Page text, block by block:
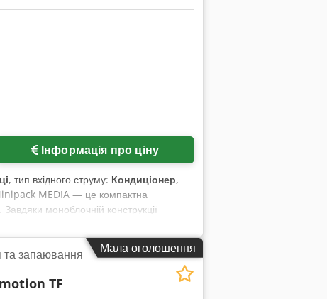
Інформація про ціну
, тип вхідного струму: Кондиціонер,
MEDIA — це компактна
моноблочній конструкції
– Продуктивність до 750 штук на
діаметр рулону плівки: 350
2 780 × 730 × 1 400 мм – Вага
Мала оголошення
запаювання
TF